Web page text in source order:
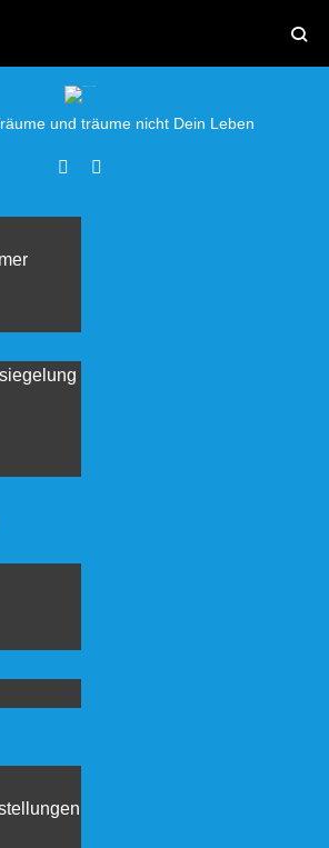
und träume nicht Dein Leben